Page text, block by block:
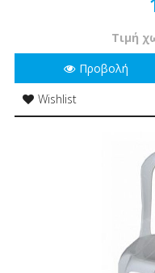
Τιμή
Προβολή
Wishlist